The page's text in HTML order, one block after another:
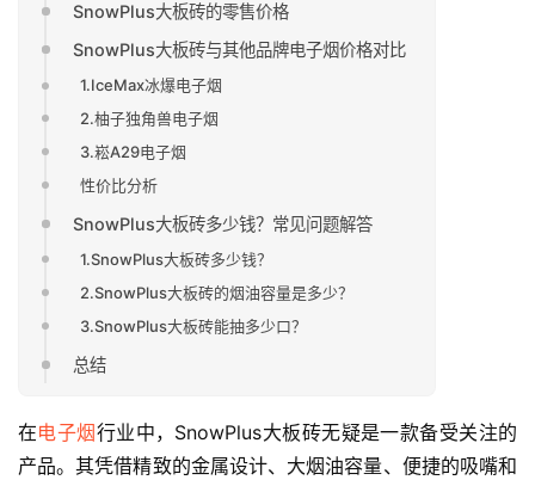
SnowPlus大板砖的零售价格
SnowPlus大板砖与其他品牌电子烟价格对比
1.IceMax冰爆电子烟
2.柚子独角兽电子烟
3.崧A29电子烟
性价比分析
SnowPlus大板砖多少钱？常见问题解答
1.SnowPlus大板砖多少钱？
2.SnowPlus大板砖的烟油容量是多少？
3.SnowPlus大板砖能抽多少口？
总结
在电子烟行业中，SnowPlus大板砖无疑是一款备受关注的
产品。其凭借精致的金属设计、大烟油容量、便捷的吸嘴和